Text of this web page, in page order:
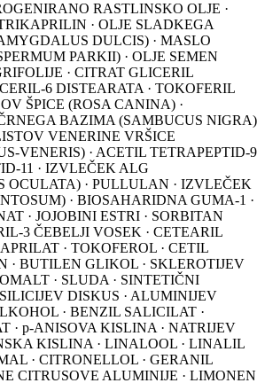
RASTLINSKO OLJE ·
· OLJE SLADKEGA
DULCIS) · MASLO
PARKII) · OLJE SEMEN
· CITRAT GLICERIL
6 DISTEARATA · TOKOFERIL
ŠPICE (ROSA CANINA) ·
BAZIMA (SAMBUCUS NIGRA)
VENERINE VRŠICE
VENERIS) · ACETIL TETRAPEPTID-9
11 · IZVLEČEK ALG
OCULATA) · PULLULAN · IZVLEČEK
· BIOSAHARIDNA GUMA-1 ·
· JOJOBINI ESTRI · SORBITAN
3 ČEBELJI VOSEK · CETEARIL
· TOKOFEROL · CETIL
· BUTILEN GLIKOL · SKLEROTIJEV
· SLUDA · SINTETIČNI
DISKUS · ALUMINIJEV
· BENZIL SALICILAT ·
· p-ANISOVA KISLINA · NATRIJEV
KISLINA · LINALOOL · LINALIL
· CITRONELLOL · GERANIL
CITRUSOVE ALUMINIJE · LIMONEN